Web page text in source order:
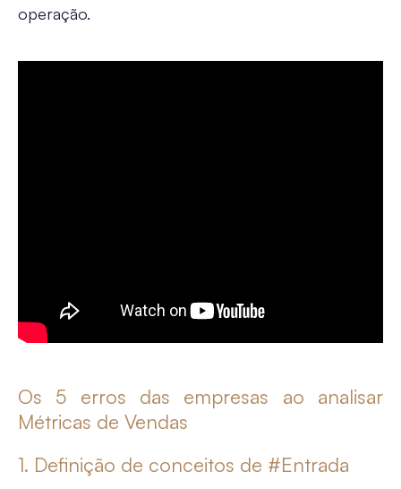
operação.
Os 5 erros das empresas ao analisar
Métricas de Vendas
1. Definição de conceitos de #Entrada